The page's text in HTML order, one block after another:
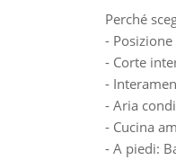
Perché
-
- Corte
-
- Aria
- Cucina
- A piedi: